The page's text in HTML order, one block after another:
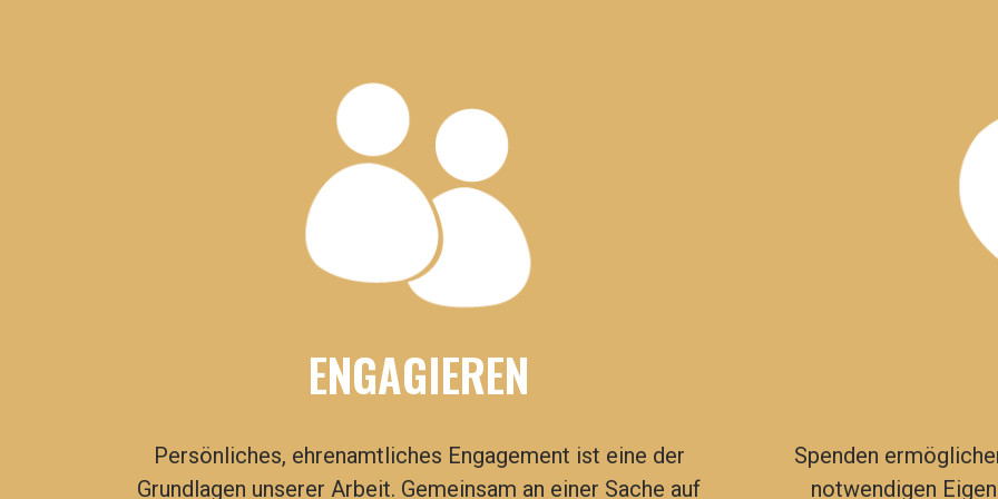
ENGAGIEREN
Persönliches, ehrenamtliches Engagement ist eine der
Grundlagen unserer Arbeit. Gemeinsam an einer Sache auf
Spenden
notwendigen